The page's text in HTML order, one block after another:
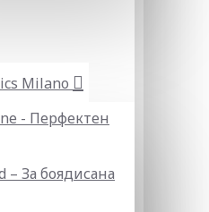
Milano
- Перфектен
– За боядисана